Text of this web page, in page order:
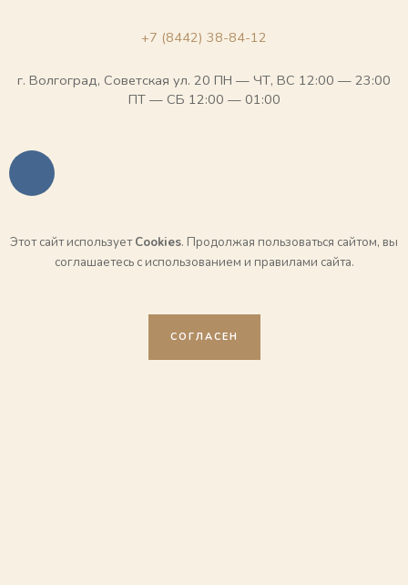
+7 (8442) 38-84-12
г. Волгоград, Советская ул. 20 ПН — ЧТ, ВС 12:00 — 23:00
ПТ — СБ 12:00 — 01:00
V
Этот сайт используетCookies. Продолжая пользоваться сайтом, вы
соглашаетесь с использованием и правилами сайта.
СОГЛАСЕН